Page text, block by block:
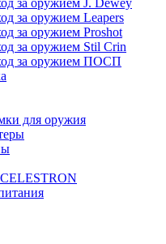
за оружием J. Dewey
за оружием Leapers
за оружием Proshot
за оружием Stil Crin
за оружием ПОСП
для оружия